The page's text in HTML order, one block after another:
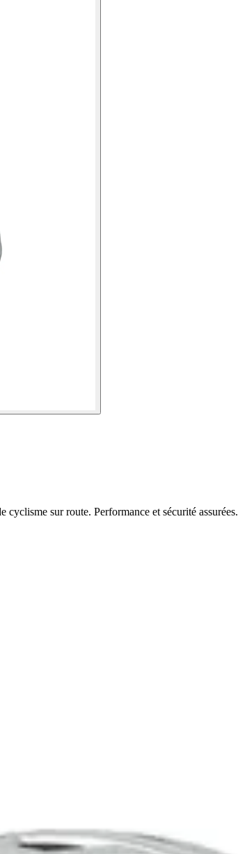
sur route. Performance et sécurité assurées.